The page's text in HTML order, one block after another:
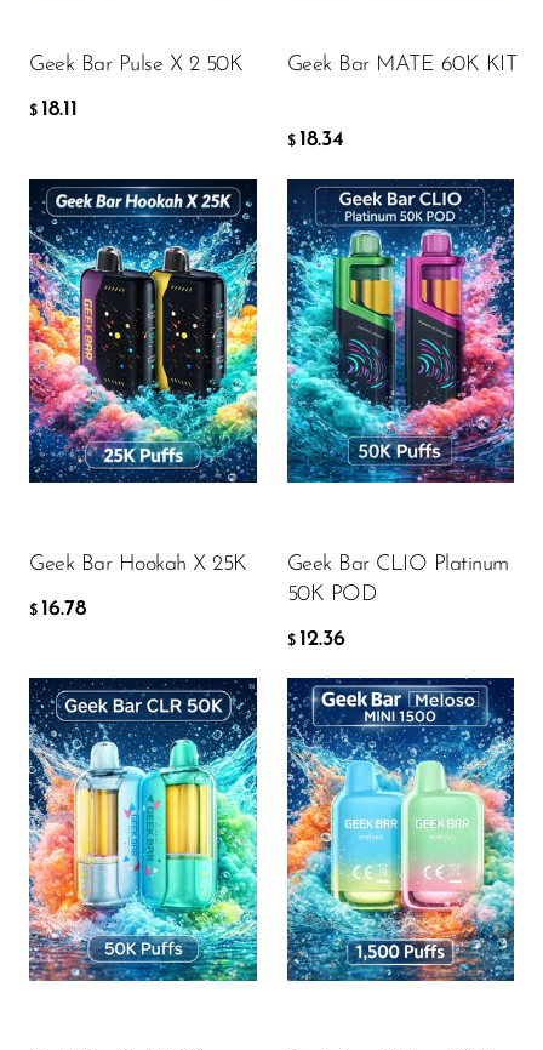
JNR
Juice Head
Kado Bar
Kartel Vapes
KROS
Lost Angel
Lost Mary
Lost Vape
Lucid Charge
Memers
Milli Bar
Monster Vape Labs
MTRX
Naked
Nexa
NIKO Bar
North
Off-Stamp
Geek Bar Pulse X 2 50K
$ 18.11
Geek Bar MATE 60K KIT
$ 18.34
Geek Bar Hookah X 25K
$ 16.78
Flavor
$16.78
Geek Bar CLIO Platinum
50K POD
$ 12.36
Flavor
$12.36
Flavor
$17.82
Flavor
$9.08